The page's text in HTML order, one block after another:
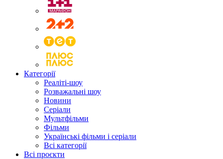
Категорії
Реаліті-шоу
Розважальні шоу
Новини
Серіали
Мультфільми
Фільми
Українські фільми і серіали
Всі категорії
Всі проєкти